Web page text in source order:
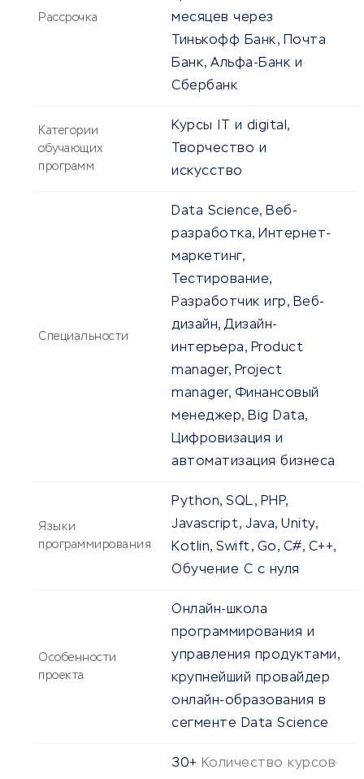
Рассрочка
месяцев через
Тинькофф Банк, Почта
Банк, Альфа-Банк и
Сбербанк
Категории
обучающих
программ
Курсы IT и digital,
Творчество и
искусство
Специальности
Data Science, Веб-
разработка, Интернет-
маркетинг,
Тестирование,
Разработчик игр, Веб-
дизайн, Дизайн-
интерьера, Product
manager, Project
manager, Финансовый
менеджер, Big Data,
Цифровизация и
автоматизация бизнеса
Языки
программирования
Python, SQL, PHP,
Javascript, Java, Unity,
Kotlin, Swift, Go, C#, C++,
Обучение С с нуля
Особенности
проекта
Онлайн-школа
программирования и
управления продуктами,
крупнейший провайдер
онлайн-образования в
сегменте Data Science
30+ Количество курсов